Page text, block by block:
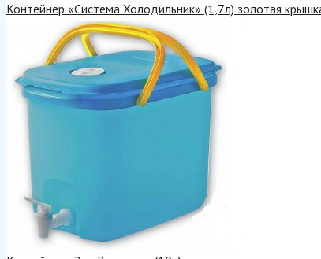
Контейнер «Система Холодильник» (1,7л) золотая